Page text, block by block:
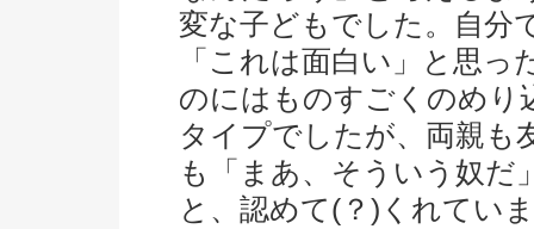
変な子どもでした。自分
「これは面白い」と思っ
のにはものすごくのめり
タイプでしたが、両親も
も「まあ、そういう奴だ
と、認めて(？)くれてい